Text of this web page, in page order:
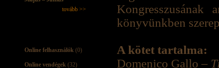
tovább >>
Online felhasználók (0)
Online vendégek (32)
Kongresszusának
könyvünkben
A kötet tartalma:
Domenico Gallo –